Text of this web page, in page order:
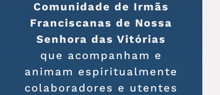
Comunidade de Irmãs
Franciscanas de Nossa
Senhora das Vitórias
que acompanham e
animam espiritualmente
colaboradores e utentes